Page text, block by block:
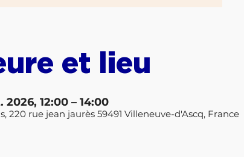
et lieu
2026, 12:00 – 14:00
220 rue jean jaurès 59491 Villeneuve-d'Ascq, France